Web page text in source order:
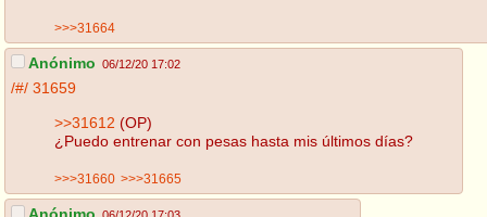
>>>31664
Anónimo 06/12/20 17:02
/#/ 31659
>>31612 (OP)
¿Puedo entrenar con pesas hasta mis últimos días?
>>>31660 >>>31665